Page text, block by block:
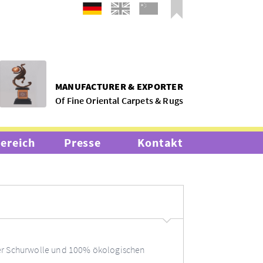
MANUFACTURER & EXPORTER
Of Fine Oriental Carpets & Rugs
Presse Kontakt
Schurwolle und 100% ökologischen